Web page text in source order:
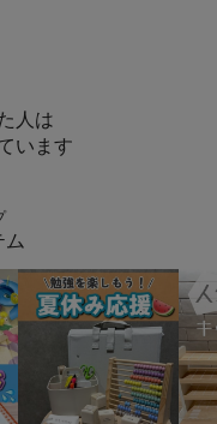
人は
います
ム